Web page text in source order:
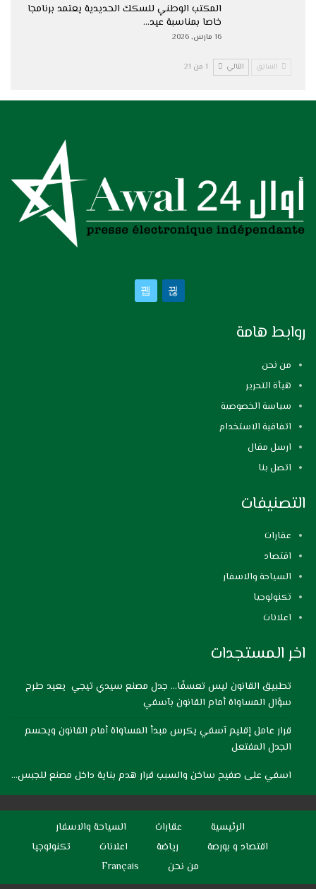
المكتب الوطني للسكك الحديدية يعتمد برنامجا
خاصا بمناسبة عيد…
16 مارس, 2026
السابق التالي 1 من 21
روابط هامة
من نحن
هيأة التحرير
سياسة الخصوصية
اتفاقية الاستخدام
ارسل مقال
اتصل بنا
التصنيفات
عقارات
اقتصاد
السياحة والاسفار
تكنولوجيا
اعلانات
اخر المستجدات
تطبيق القانون ليس تعسفًا… جدل مصنع سيدي تيجي يعيد طرح
سؤال المساواة أمام القانون بآسفي
قرار عامل إقليم آسفي يكرس مبدأ المساواة أمام القانون ويحسم
الجدل المفتعل
اسفي على صفيح ساخن والسبب قرار هدم بناية داخل مصنع للجبس…
الرئيسية عقارات
السياحة والاسفار
اقتصاد و بورصة
رياضة اعلانات
تكنولوجيا
من نحن
Français